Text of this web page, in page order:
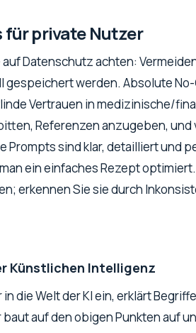
für private Nutzer
Datenschutz achten:
gespeichert werden. Absolute
Vertrauen in medizinische/
Referenzen anzugeben,
sind klar, detailliert und
ein einfaches Rezept
erkennen Sie sie durch
Künstlichen Intelligenz
die Welt der KI ein, erklärt
auf den obigen Punkten auf